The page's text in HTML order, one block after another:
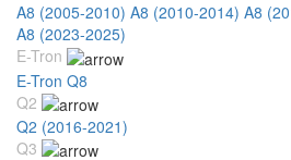
A8 (2005-2010) A8 (2010-2014) A8
A8 (2023-2025)
E-Tron
E-Tron Q8
Q2
Q2 (2016-2021)
Q3